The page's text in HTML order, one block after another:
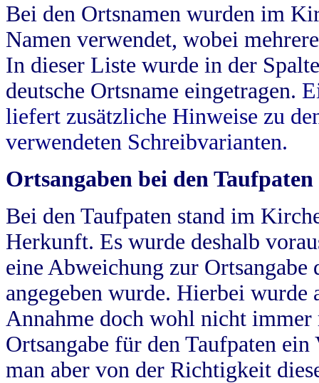
Bei den Ortsnamen wurden im
Namen verwendet, wobei
In dieser Liste wurde in der
deutsche Ortsname eingetragen.
liefert zusätzliche Hinweise zu
verwendeten Schreibvarianten.
Ortsangaben bei den Taufpaten
Bei den Taufpaten stand im
Herkunft. Es wurde deshalb
eine Abweichung zur
angegeben wurde. Hierbei wurde
Annahme doch wohl nicht
Ortsangabe für den Taufpaten
man aber von der Richtigkeit